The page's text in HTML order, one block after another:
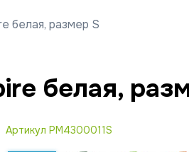
белая, размер S
белая,
Артикул PM4300011S